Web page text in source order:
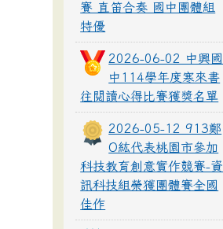
賽 直笛合奏 國中團體組
特優
2026-06-02 中興國
中114學年度寒來書
往閱讀心得比賽獲獎名單
2026-05-12 913鄭
O紘代表桃園市參加
科技教育創意實作競賽-資
訊科技組榮獲團體賽全國
佳作